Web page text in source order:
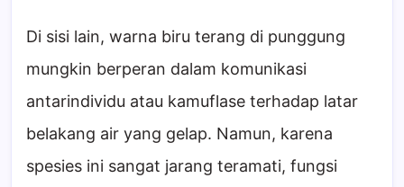
Di sisi lain, warna biru terang di punggung
mungkin berperan dalam komunikasi
antarindividu atau kamuflase terhadap latar
belakang air yang gelap. Namun, karena
spesies ini sangat jarang teramati, fungsi